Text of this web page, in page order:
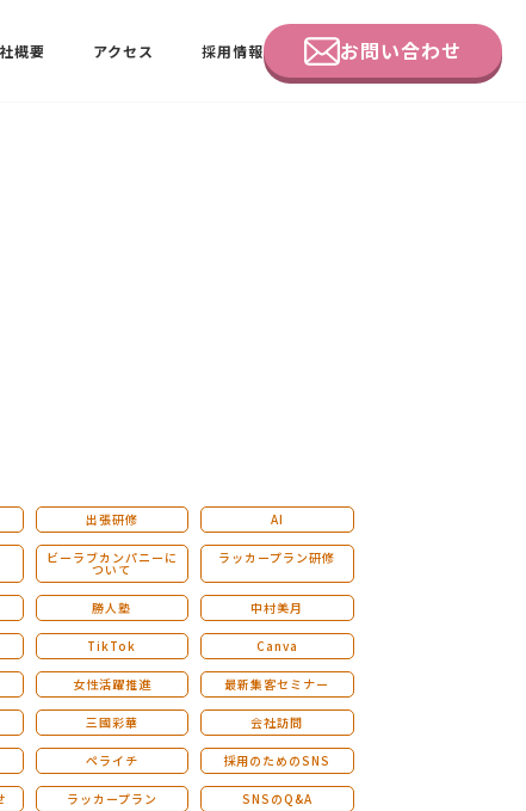
トレングスファインダー研修
概要 アクセス 採用情報 お問い合わせ
出張研修 AI
ビーラブカンパニーに
ついて
ラッカープラン研修
勝人塾 中村美月
TikTok Canva
女性活躍推進 最新集客セミナー
三國彩華 会社訪問
ペライチ 採用のためのSNS
ラッカープラン SNSのQ&A